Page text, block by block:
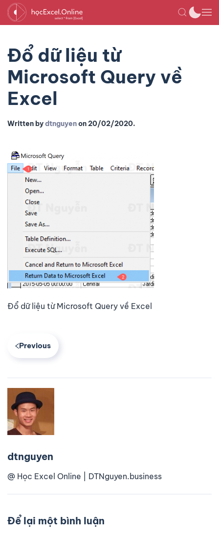
Đổ dữ liệu từ
Microsoft Query về
Excel
Written bydtnguyenon20/02/2020.
Đổ dữ liệu từ Microsoft Query về Excel
Previous
dtnguyen
@ Học Excel Online | DTNguyen.business
Để lại một bình luận